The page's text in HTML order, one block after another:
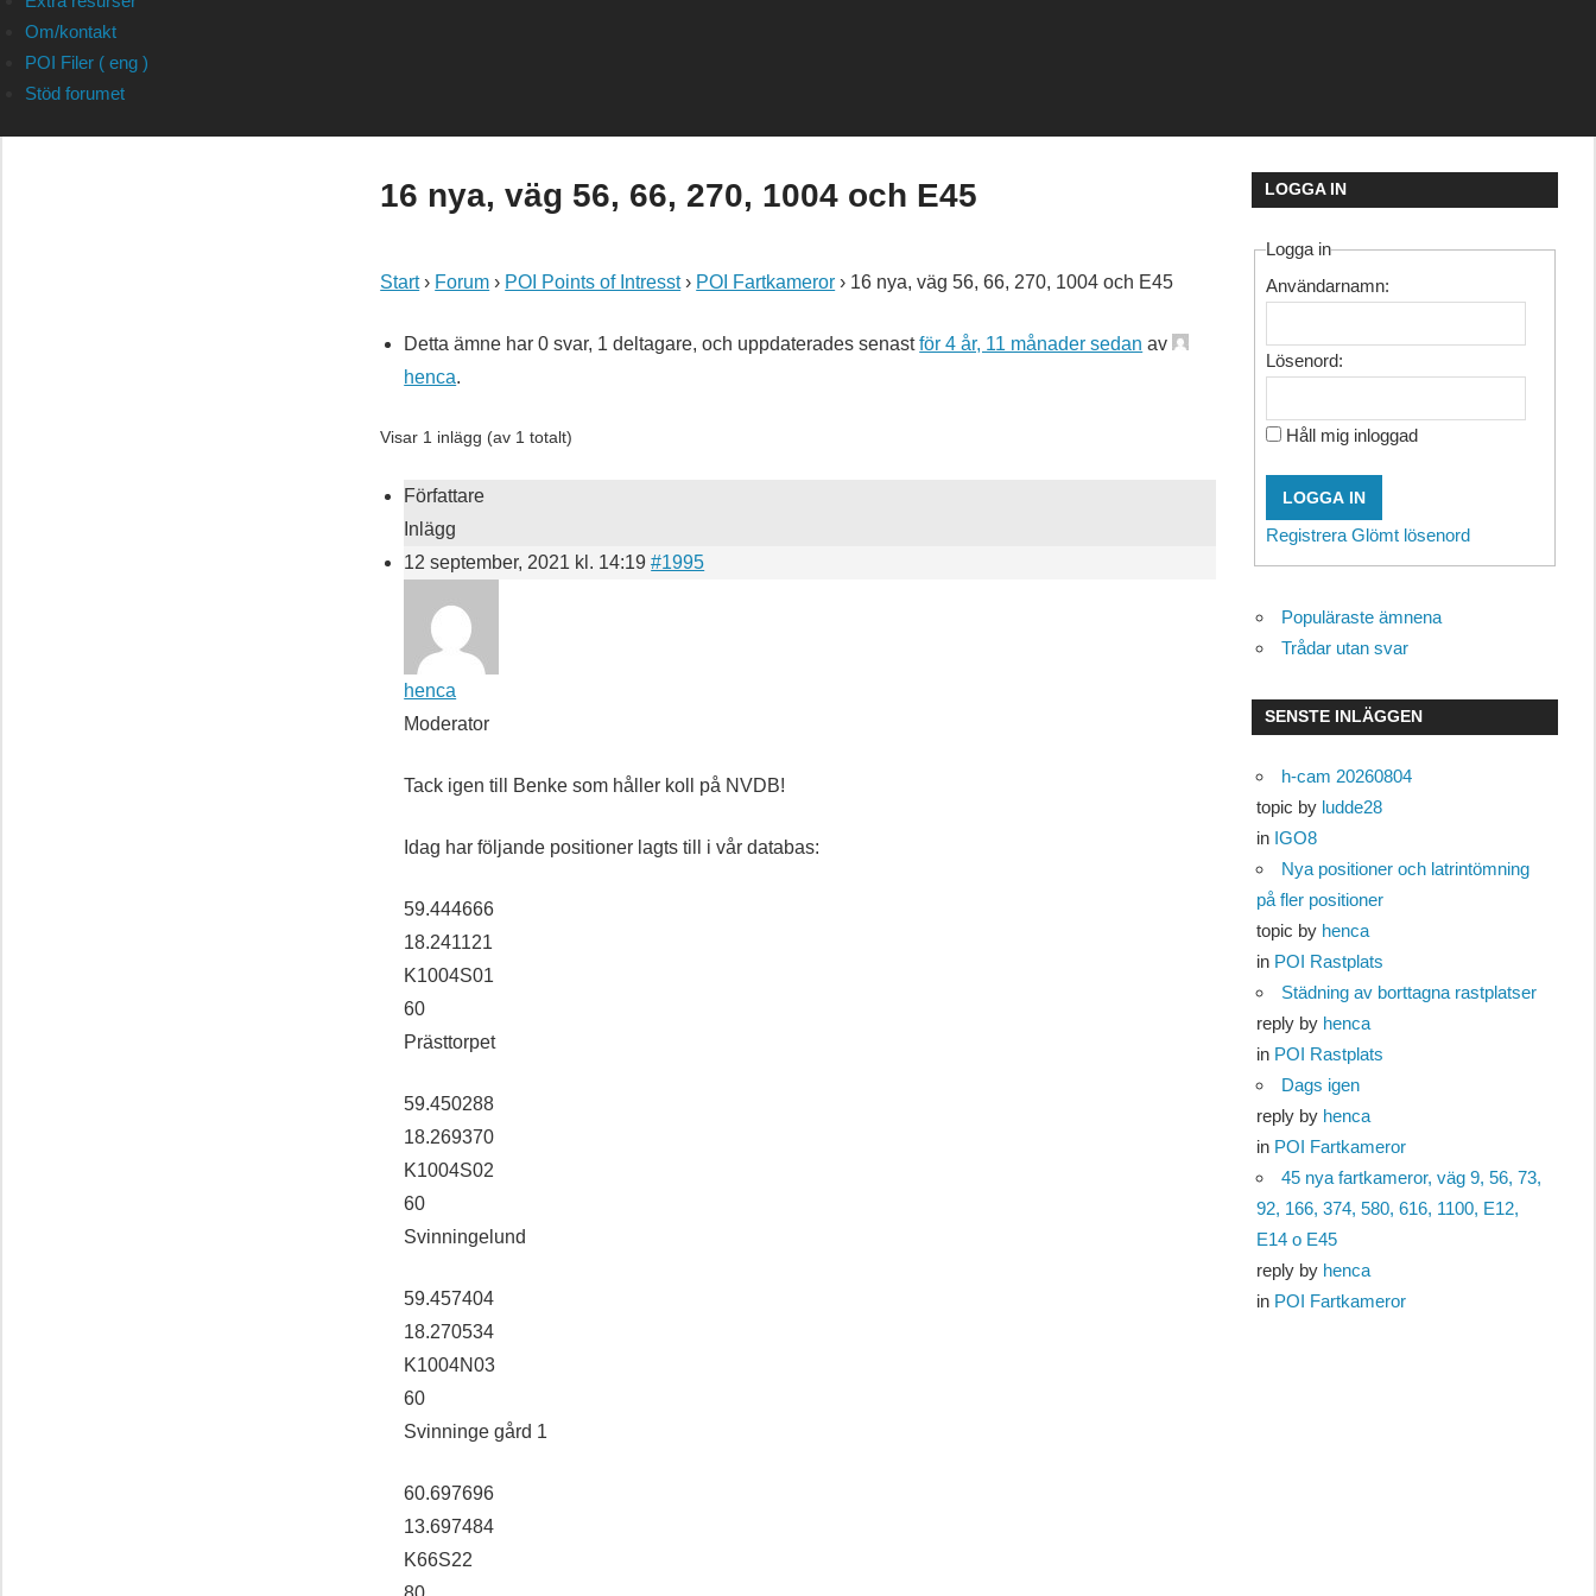
Om/kontakt
POI Filer ( eng )
Stöd forumet
16 nya, väg 56, 66, 270, 1004 och E45
Start › Forum › POI Points of Intresst › POI Fartkameror › 16 nya, väg 56, 66, 270, 1004 och E45
Detta ämne har 0 svar, 1 deltagare, och uppdaterades senastför 4 år, 11 månader sedan av
henca.
Visar 1 inlägg (av 1 totalt)
Författare
Inlägg
12 september, 2021 kl. 14:19 #1995
henca
Moderator
Tack igen till Benke som håller koll på NVDB!
Idag har följande positioner lagts till i vår databas:
59.444666
18.241121
K1004S01
60
Prästtorpet
59.450288
18.269370
K1004S02
60
Svinningelund
59.457404
18.270534
K1004N03
60
Svinninge gård 1
60.697696
13.697484
K66S22
LOGGA IN
Logga in
Användarnamn:
Lösenord:
Håll mig inloggad
LOGGA IN
Registrera Glömt lösenord
Populäraste ämnena
Trådar utan svar
SENSTE INLÄGGEN
h-cam 20260804
topic by ludde28
in IGO8
Nya positioner och latrintömning
på fler positioner
topic by henca
in POI Rastplats
Städning av borttagna rastplatser
reply by henca
in POI Rastplats
Dags igen
reply by henca
in POI Fartkameror
45 nya fartkameror, väg 9, 56, 73,
92, 166, 374, 580, 616, 1100, E12,
E14 o E45
reply by henca
in POI Fartkameror